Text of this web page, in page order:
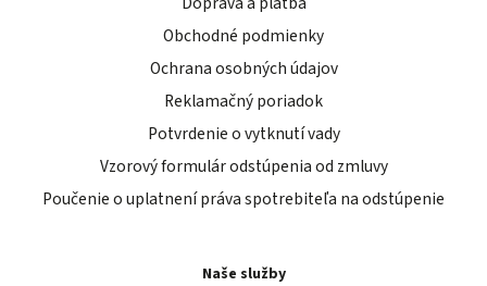
Obchodné podmienky
Ochrana osobných údajov
Reklamačný poriadok
Potvrdenie o vytknutí vady
Vzorový formulár odstúpenia od zmluvy
Poučenie o uplatnení práva spotrebiteľa na odstúpenie
Naše služby